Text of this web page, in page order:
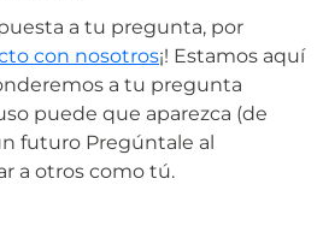
a tu pregunta, por
con nosotros¡! Estamos aquí
a tu pregunta
puede que aparezca (de
futuro Pregúntale al
a otros como tú.